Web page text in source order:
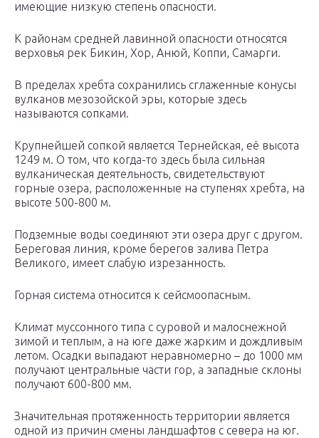
имеющие низкую степень опасности.
К районам средней лавинной опасности относятся
верховья рек Бикин, Хор, Анюй, Коппи, Самарги.
В пределах хребта сохранились сглаженные конусы
вулканов мезозойской эры, которые здесь
называются сопками.
Крупнейшей сопкой является Тернейская, её высота
1249 м. О том, что когда-то здесь была сильная
вулканическая деятельность, свидетельствуют
горные озера, расположенные на ступенях хребта, на
высоте 500-800 м.
Подземные воды соединяют эти озера друг с другом.
Береговая линия, кроме берегов залива Петра
Великого, имеет слабую изрезанность.
Горная система относится к сейсмоопасным.
Климат муссонного типа с суровой и малоснежной
зимой и теплым, а на юге даже жарким и дождливым
летом. Осадки выпадают неравномерно – до 1000 мм
получают центральные части гор, а западные склоны
получают 600-800 мм.
Значительная протяженность территории является
одной из причин смены ландшафтов с севера на юг.